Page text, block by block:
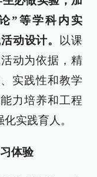
”等学科内实
动设计。
以课
动为依据，精
实践性和教学
力培养和工程
实践育人。
体验